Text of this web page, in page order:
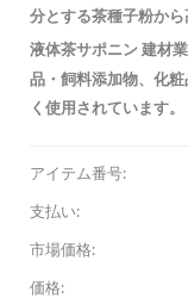
分とする茶種子粉から
液体茶サポニン 建材
品・飼料添加物、化
く使用されています。
アイテム番号:
支払い:
市場価格:
価格: